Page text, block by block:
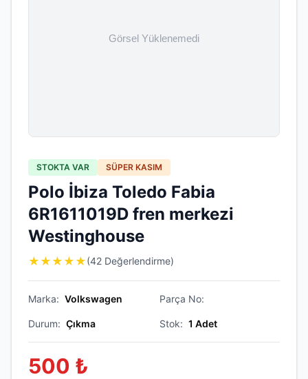
STOKTA VAR SÜPER KASIM
Polo İbiza Toledo Fabia
6R1611019D fren merkezi
Westinghouse
★ ★ ★ ★ ★(42 Değerlendirme)
Marka: Volkswagen Parça No:
Durum: Çıkma Stok: 1 Adet
500 ₺